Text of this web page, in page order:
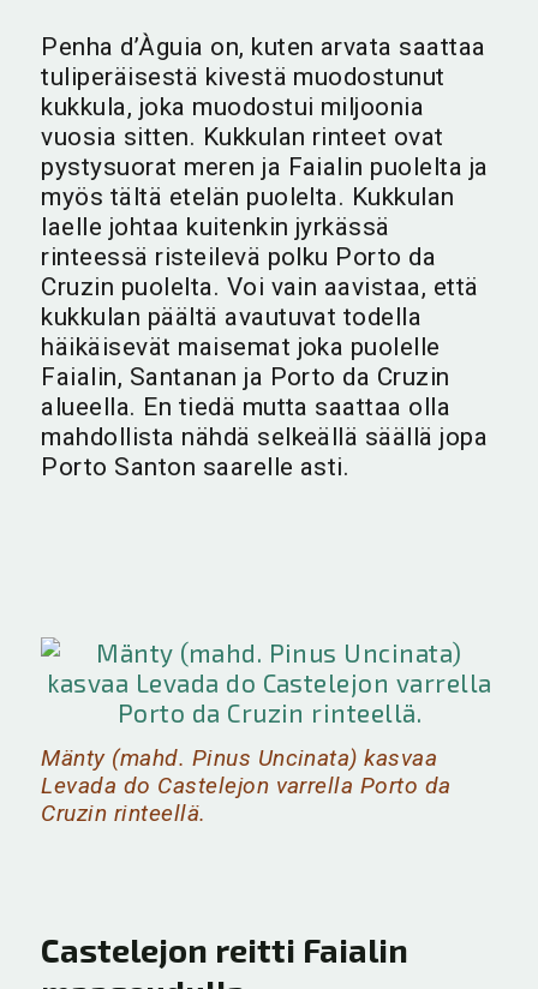
Penha d’Àguia on, kuten arvata saattaa
tuliperäisestä kivestä muodostunut
kukkula, joka muodostui miljoonia
vuosia sitten. Kukkulan rinteet ovat
pystysuorat meren ja Faialin puolelta ja
myös tältä etelän puolelta. Kukkulan
laelle johtaa kuitenkin jyrkässä
rinteessä risteilevä polku Porto da
Cruzin puolelta. Voi vain aavistaa, että
kukkulan päältä avautuvat todella
häikäisevät maisemat joka puolelle
Faialin, Santanan ja Porto da Cruzin
alueella. En tiedä mutta saattaa olla
mahdollista nähdä selkeällä säällä jopa
Porto Santon saarelle asti.
Mänty (mahd. Pinus Uncinata) kasvaa
Levada do Castelejon varrella Porto da
Cruzin rinteellä.
Castelejon reitti Faialin